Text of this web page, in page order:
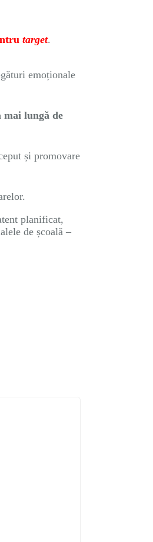
target.
emoționale
mai lungă de
și promovare
planificat,
de școală –